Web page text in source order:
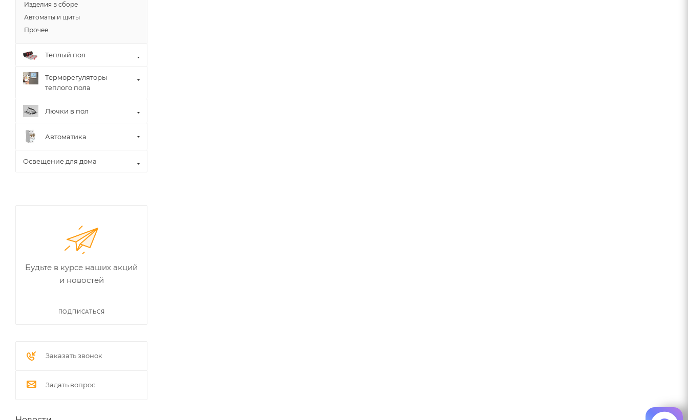
Изделия в сборе
Автоматы и щиты
Прочее
Теплый пол
Терморегуляторы
теплого пола
Лючки в пол
Автоматика
Освещение для дома
Будьте в курсе наших акций
и новостей
ПОДПИСАТЬСЯ
Заказать звонок
Задать вопрос